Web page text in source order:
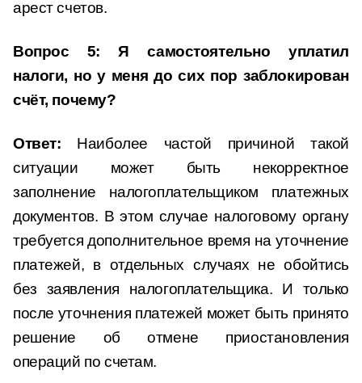
арест счетов.
Вопрос 5:
Я самостоятельно уплатил
налоги, но у меня до сих пор заблокирован
счёт, почему?
Ответ: Наиболее частой причиной такой
ситуации может быть некорректное
заполнение налогоплательщиком платежных
документов. В этом случае налоговому органу
требуется дополнительное время на уточнение
платежей, в отдельных случаях не обойтись
без заявления налогоплательщика. И только
после уточнения платежей может быть принято
решение об отмене приостановления
операций по счетам.